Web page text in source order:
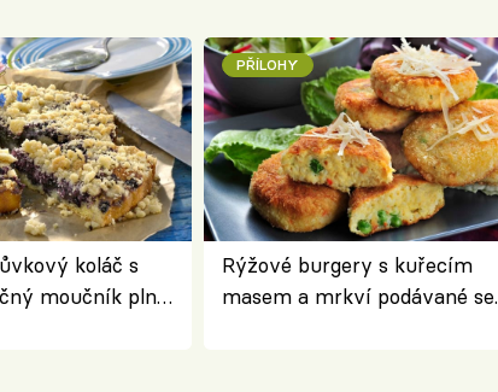
koláč s
moučník plný
PŘÍLOHY
Rýžové burgery s kuřecím
masem a mrkví podávané se